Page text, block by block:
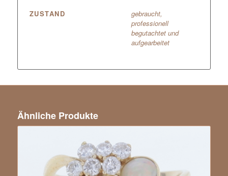
ZUSTAND
gebraucht,
professionell
begutachtet und
aufgearbeitet
Ähnliche Produkte